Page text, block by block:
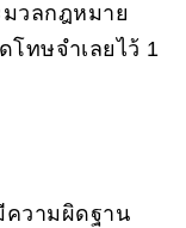
วลกฎหมาย
ทษจำเลยไว้ 1
ความผิดฐาน